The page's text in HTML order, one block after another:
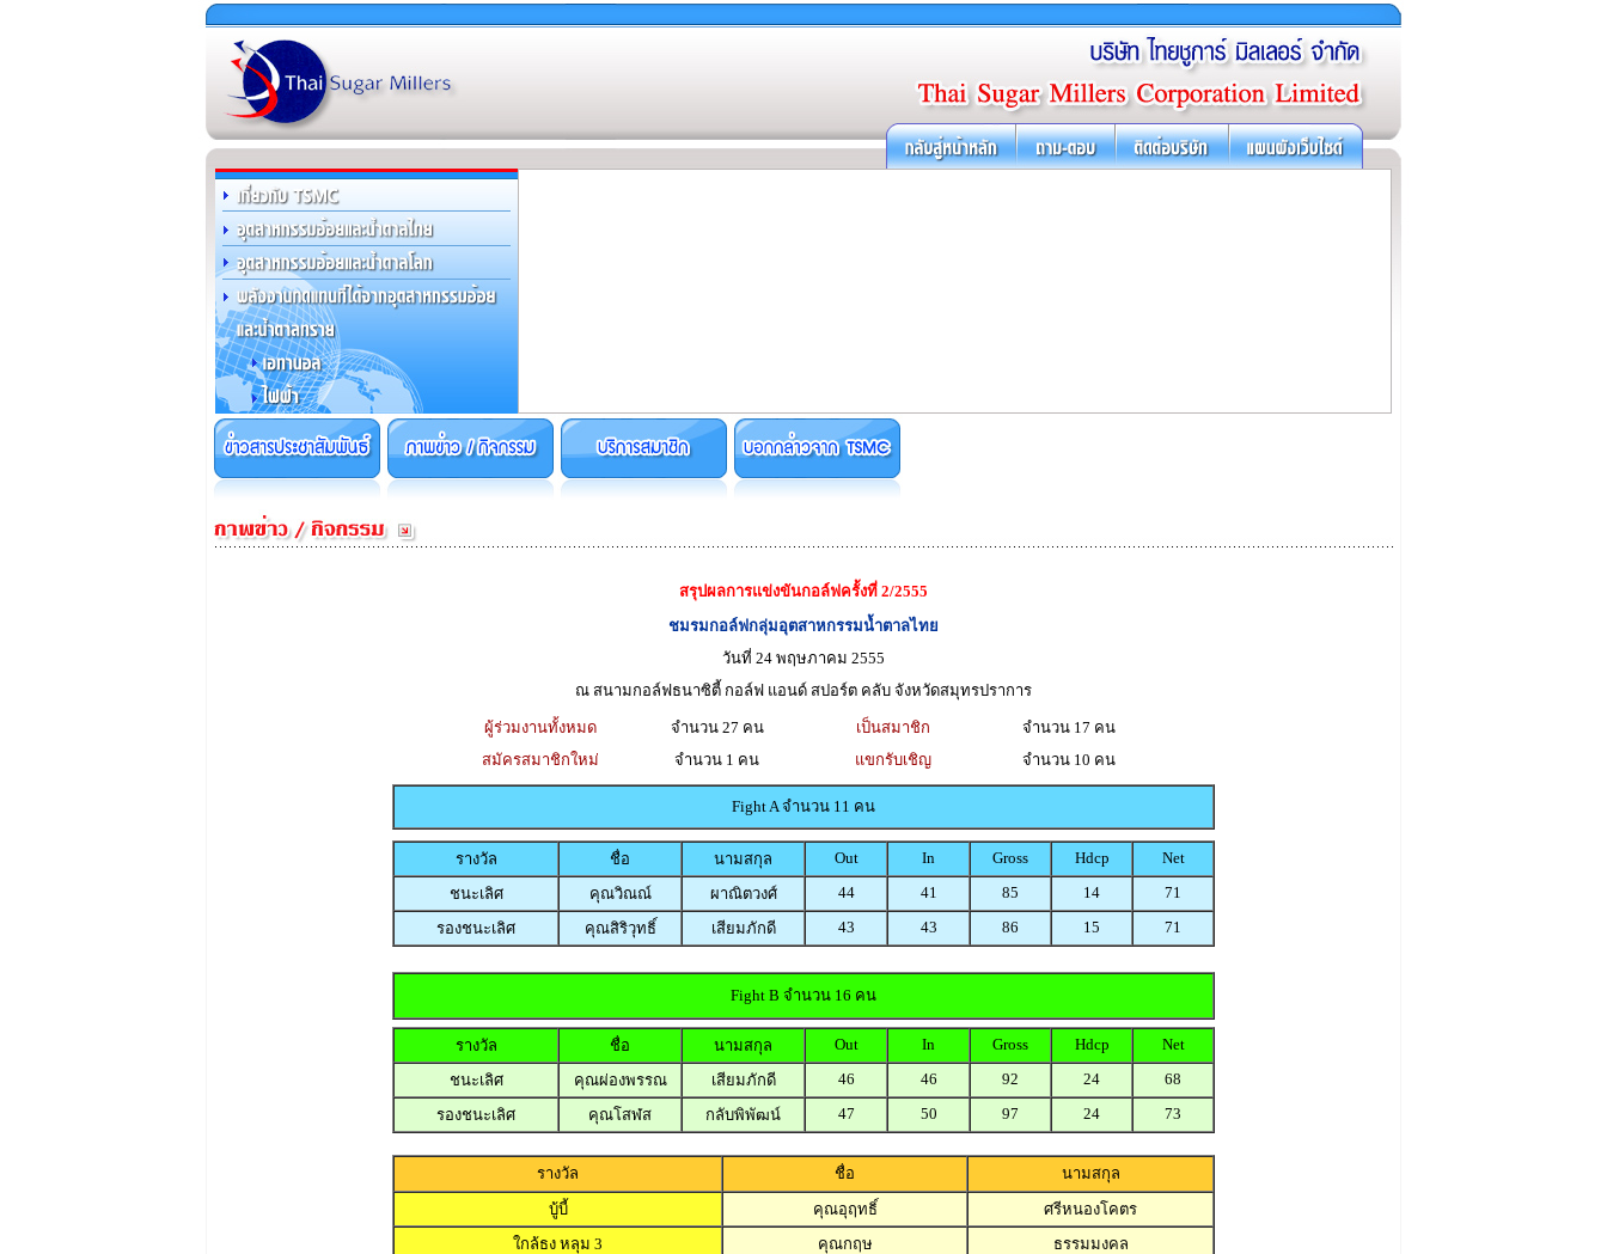
สรุปผลการแข่งขันกอล์ฟครั้งที่ 2/2555
ชมรมกอล์ฟกลุ่มอุตสาหกรรมน้ำตาลไทย
วันที่ 24 พฤษภาคม 2555
ณ สนามกอล์ฟธนาซิตี้ กอล์ฟ แอนด์ สปอร์ต คลับ จังหวัดสมุทรปราการ
ผู้ร่วมงานทั้งหมด จำนวน 27 คน เป็นสมาชิก
จำนวน 17 คน
สมัครสมาชิกใหม่
จำนวน 1 คน แขกรับเชิญ จำนวน 10 คน
Fight A จำนวน 11 คน
รางวัล ชื่อ นามสกุล Out In Gross Hdcp
Net
ชนะเลิศ
คุณวิณณ์ ผาณิตวงศ์ 44 41 85 14
71
รองชนะเลิศ
คุณสิริวุทธิ์ เสียมภักดี 43 43 86 15 71
Fight B จำนวน 16 คน
รางวัล ชื่อ นามสกุล Out In Gross Hdcp
Net
ชนะเลิศ
คุณผ่องพรรณ เสียมภักดี 46 46 92 24
68
รองชนะเลิศ
คุณโสฬส กลับพิพัฒน์ 47 50 97 24 73
รางวัล ชื่อ
นามสกุล
บู้บี้
คุณอุฤทธิ์
ศรีหนองโคตร
ใกล้ธง หลุม 3
คุณกฤษ
ธรรมมงคล